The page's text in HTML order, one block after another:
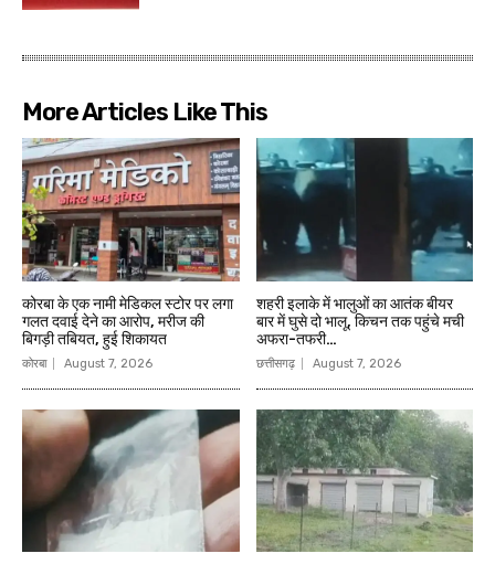
More Articles Like This
कोरबा के एक नामी मेडिकल स्टोर पर लगा
गलत दवाई देने का आरोप, मरीज की
बिगड़ी तबियत, हुई शिकायत
कोरबा August 7, 2026
शहरी इलाके में भालुओं का आतंक बीयर
बार में घुसे दो भालू, किचन तक पहुंचे मची
अफरा-तफरी…
छत्तीसगढ़ August 7, 2026